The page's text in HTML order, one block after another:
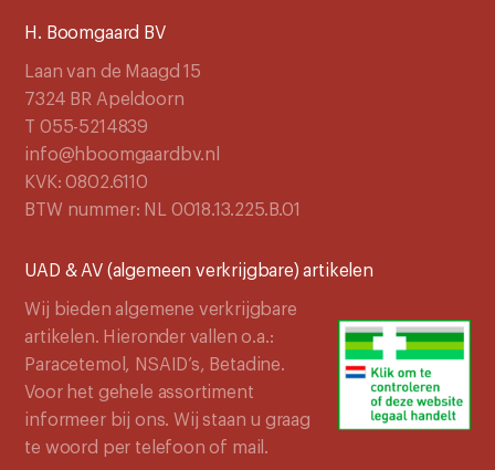
H. Boomgaard BV
Laan van de Maagd 15
7324 BR Apeldoorn
T 055-5214839
info@hboomgaardbv.nl
KVK: 0802.6110
BTW nummer: NL 0018.13.225.B.01
UAD & AV (algemeen verkrijgbare) artikelen
Wij bieden algemene verkrijgbare
artikelen. Hieronder vallen o.a.:
Paracetemol, NSAID’s, Betadine.
Voor het gehele assortiment
informeer bij ons. Wij staan u graag
te woord per telefoon of mail.